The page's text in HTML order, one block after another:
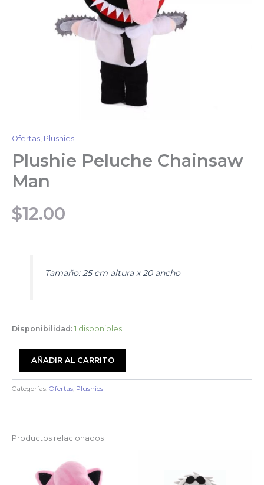
Ofertas Plushies
Plushie Peluche Chainsaw
Man
$12.00
Tamaño: 25 cm altura x 20 ancho
Disponibilidad: 1 disponibles
Plushie
Peluche
Chainsaw
Man
AÑADIR AL CARRITO
Categorías: Ofertas, Plushies
Productos relacionados